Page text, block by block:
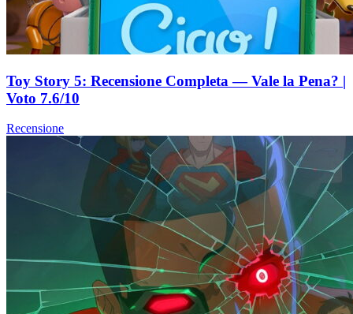
Toy Story 5: Recensione Completa — Vale la Pena? |
Voto 7.6/10
Recensione